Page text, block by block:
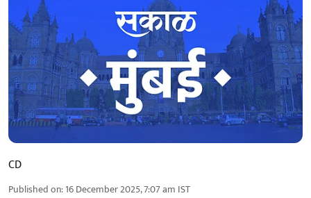
CD
Published on:16 December 2025, 7:07 am IST